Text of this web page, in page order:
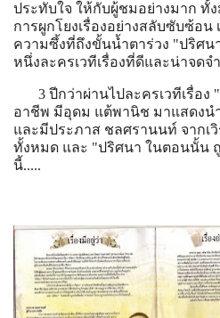
ประทับใจ ให้กับผู้ชมอย่างมาก ทั้
การผูกโยงเรื่องอย่างสลับซับซ้อ
ความซึ้งที่ถึงขั้นน้ำตาร่วง "ปริศ
หนึ่งละครเวทีเรื่องที่ดีและน่าจดจ
3 ปีกว่าผ่านไปละครเวทีเรื่อง
อาชีพ มีอุดม แต้พานิช มาแสดงน
และมีประภาส ชลศรานนท์ จากเ
ทั้งหมด และ "ปริศนา ในตอนนั้น
นี้.....